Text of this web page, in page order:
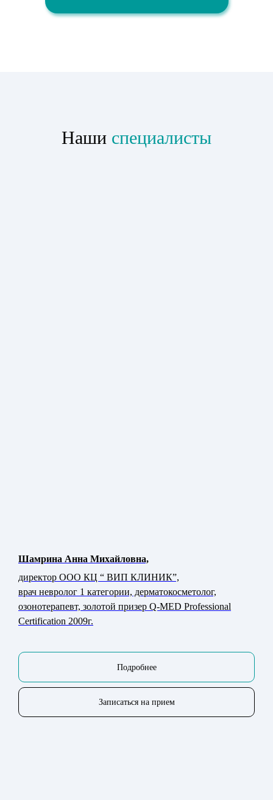
Наши специалисты
Шамрина Анна Михайловна,
директор ООО КЦ “ ВИП КЛИНИК”,
врач невролог 1 категории, дерматокосметолог,
озонотерапевт, золотой призер Q-MED Professional
Certification 2009г.
Подробнее
Записаться на прием